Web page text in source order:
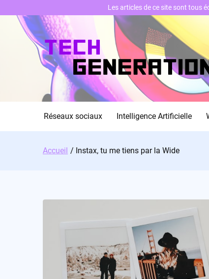
Réseaux sociaux Intelligence Artificielle
Accueil Instax, tu me tiens par la Wide
Les articles de ce site sont tous